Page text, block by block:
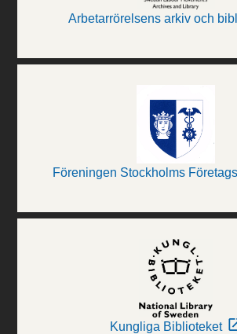
Arbetarrörelsens arkiv och
Föreningen Stockholms
Kungliga Biblioteket